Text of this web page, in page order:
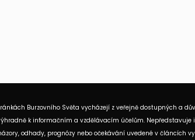
Burzovního Světa vycházejí z veřejně dostupných a
k informačním a vzdělávacím účelům.
odhady, prognózy nebo očekávání uvedené v